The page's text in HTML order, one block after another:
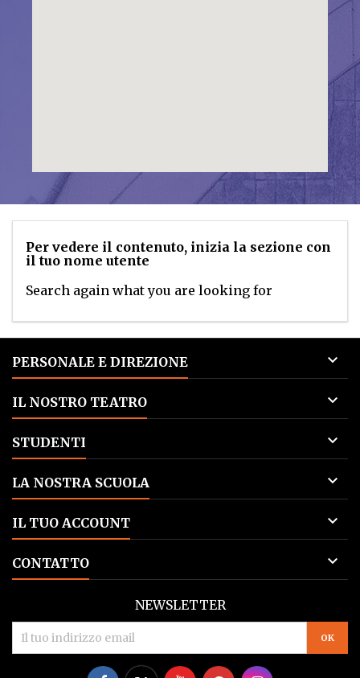
Per vedere il contenuto, inizia la sezione con
il tuo nome utente
Search again what you are looking for
PERSONALE E DIREZIONE 
IL NOSTRO TEATRO 
STUDENTI 
LA NOSTRA SCUOLA 
IL TUO ACCOUNT 
CONTATTO 
NEWSLETTER